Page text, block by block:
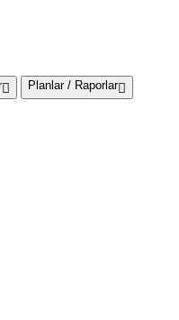
Planlar / Raporlar